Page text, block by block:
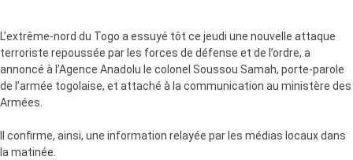
L’extrême-nord du Togo a essuyé tôt ce jeudi une nouvelle attaque
terroriste repoussée par les forces de défense et de l’ordre, a
annoncé à l’Agence Anadolu le colonel Soussou Samah, porte-parole
de l’armée togolaise, et attaché à la communication au ministère des
Armées.
Il confirme, ainsi, une information relayée par les médias locaux dans
la matinée.